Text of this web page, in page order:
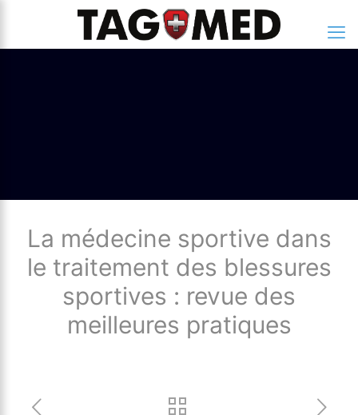
La médecine sportive dans
le traitement des blessures
sportives : revue des
meilleures pratiques